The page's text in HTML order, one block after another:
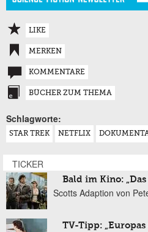
LIKE
MERKEN
KOMMENTARE
BÜCHER ZUM THEMA
Schlagworte:
STAR TREK NETFLIX
TICKER
Bald im Kino:
Scotts Adaption von
TV-Tipp: